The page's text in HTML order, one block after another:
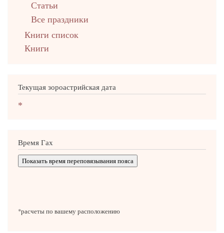
Статьи
Все праздники
Книги список
Книги
Текущая зороастрийская дата
*
Время Гах
Показать время переповязывания пояса
*расчеты по вашему расположению